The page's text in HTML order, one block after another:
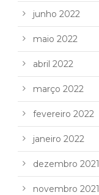
junho 2022
maio 2022
abril 2022
março 2022
fevereiro 2022
janeiro 2022
dezembro 2021
novembro 2021